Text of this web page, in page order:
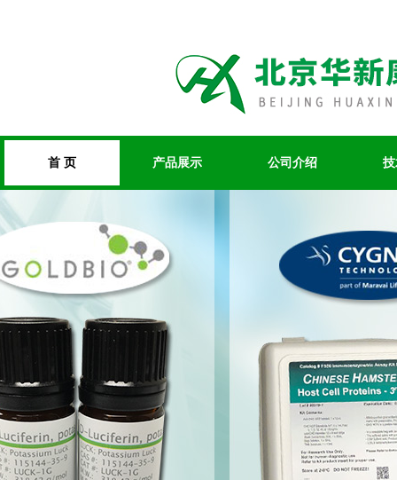
首 页 产品展示 公司介绍